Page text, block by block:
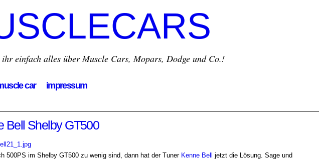
einfach alles über Muscle Cars, Mopars, Dodge und Co.!
car impressum
Bell Shelby GT500
500PS im Shelby GT500 zu wenig sind, dann hat der Tuner Kenne Bell
jetzt die Lösung. Sage und